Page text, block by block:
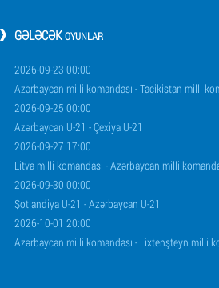
GƏLƏCƏKOYUNLAR
2026-09-23 00:00
Azərbaycan milli komandası - Tacikistan milli
2026-09-25 00:00
Azərbaycan U-21 - Çexiya U-21
2026-09-27 17:00
Litva milli komandası - Azərbaycan milli
2026-09-30 00:00
Şotlandiya U-21 - Azərbaycan U-21
2026-10-01 20:00
Azərbaycan milli komandası - Lixtenşteyn milli